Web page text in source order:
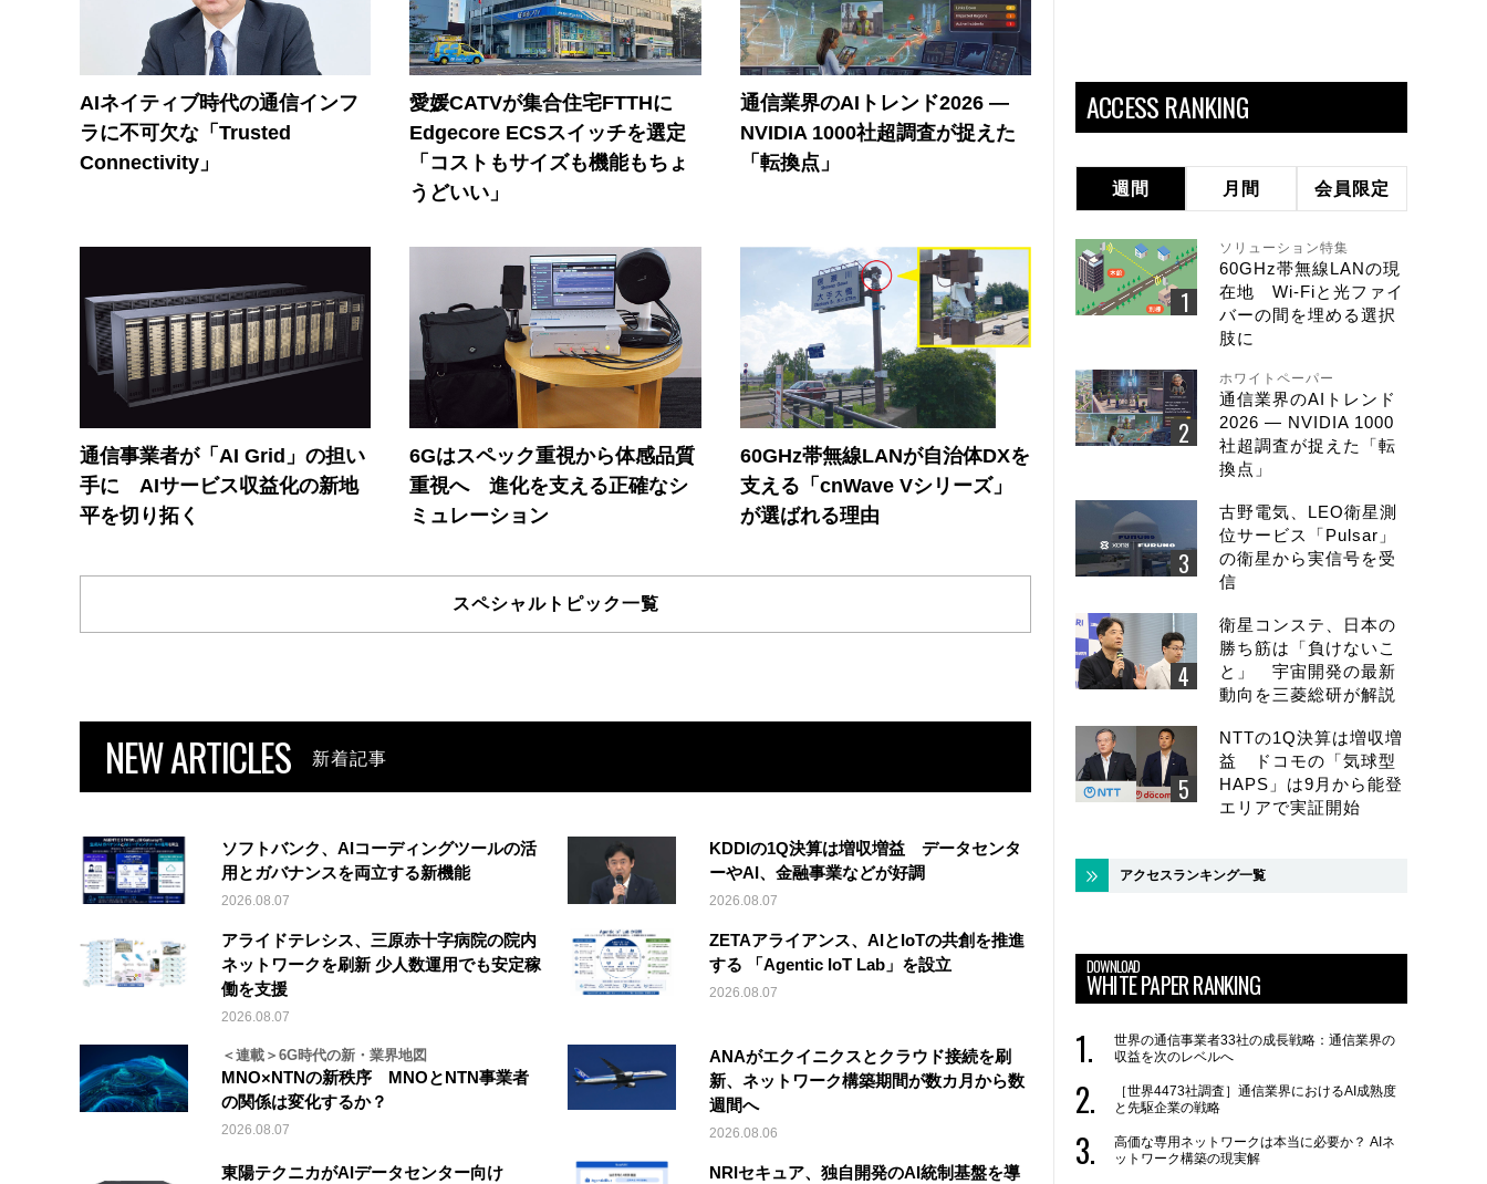
AIネイティブ時代の通信インフ
ラに不可欠な「Trusted
Connectivity」
愛媛CATVが集合住宅FTTHに
Edgecore ECSスイッチを選定
「コストもサイズも機能もちょ
うどいい」
通信業界のAIトレンド2026 ―
NVIDIA 1000社超調査が捉えた
「転換点」
通信事業者が「AI Grid」の担い
手に AIサービス収益化の新地
平を切り拓く
6Gはスペック重視から体感品質
重視へ 進化を支える正確なシ
ミュレーション
60GHz帯無線LANが自治体DXを
支える「cnWave Vシリーズ」
が選ばれる理由
スペシャルトピック一覧
NEW ARTICLES 新着記事
ソフトバンク、AIコーディングツールの活
用とガバナンスを両立する新機能
2026.08.07
KDDIの1Q決算は増収増益 データセンタ
ーやAI、金融事業などが好調
2026.08.07
アライドテレシス、三原赤十字病院の院内
ネットワークを刷新 少人数運用でも安定稼
働を支援
2026.08.07
ZETAアライアンス、AIとIoTの共創を推進
する 「Agentic IoT Lab」を設立
2026.08.07
＜連載＞6G時代の新・業界地図
MNO×NTNの新秩序 MNOとNTN事業者
の関係は変化するか？
2026.08.07
ANAがエクイニクスとクラウド接続を刷
新、ネットワーク構築期間が数カ月から数
週間へ
2026.08.06
東陽テクニカがAIデータセンター向け
NRIセキュア、独自開発のAI統制基盤を導
ACCESS RANKING
週間 月間 会員限定
ソリューション特集
60GHz帯無線LANの現
在地 Wi-Fiと光ファイ
バーの間を埋める選択
肢に
ホワイトペーパー
通信業界のAIトレンド
2026 ― NVIDIA 1000
社超調査が捉えた「転
換点」
古野電気、LEO衛星測
位サービス「Pulsar」
の衛星から実信号を受
信
衛星コンステ、日本の
勝ち筋は「負けないこ
と」 宇宙開発の最新
動向を三菱総研が解説
NTTの1Q決算は増収増
益 ドコモの「気球型
HAPS」は9月から能登
エリアで実証開始
アクセスランキング一覧
DOWNLOAD
WHITE PAPER RANKING
世界の通信事業者33社の成長戦略：通信業界の
収益を次のレベルへ
［世界4473社調査］通信業界におけるAI成熟度
と先駆企業の戦略
高価な専用ネットワークは本当に必要か？ AIネ
ットワーク構築の現実解